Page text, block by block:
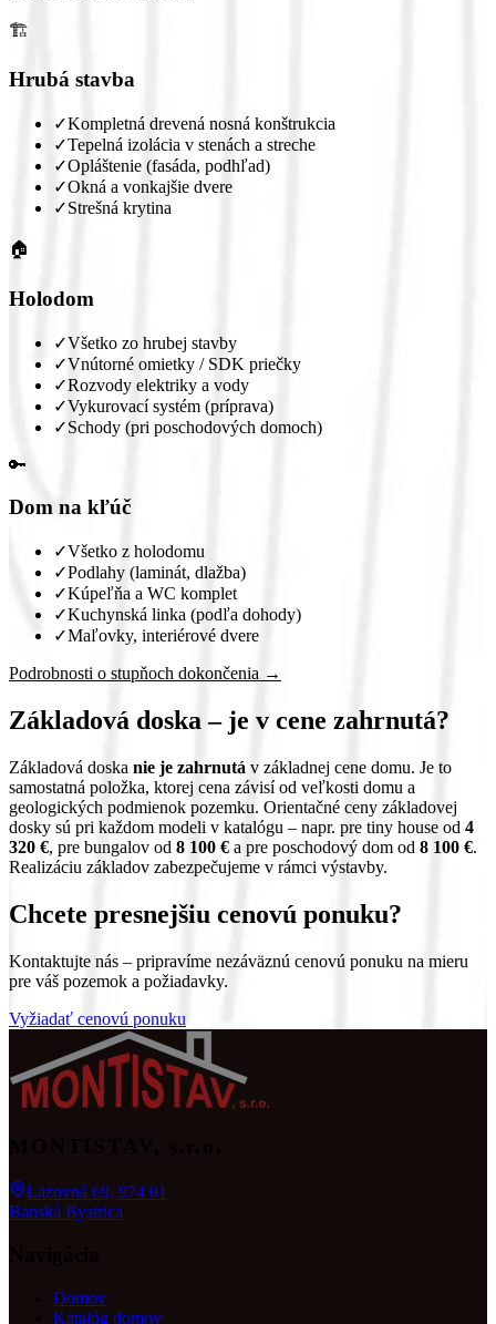
🏗️
Hrubá stavba
✓Kompletná drevená nosná konštrukcia
✓Tepelná izolácia v stenách a streche
✓Opláštenie (fasáda, podhľad)
✓Okná a vonkajšie dvere
✓Strešná krytina
🏠
Holodom
✓Všetko zo hrubej stavby
✓Vnútorné omietky / SDK priečky
✓Rozvody elektriky a vody
✓Vykurovací systém (príprava)
✓Schody (pri poschodových domoch)
🔑
Dom na kľúč
✓Všetko z holodomu
✓Podlahy (laminát, dlažba)
✓Kúpeľňa a WC komplet
✓Kuchynská linka (podľa dohody)
✓Maľovky, interiérové dvere
Podrobnosti o stupňoch dokončenia →
Základová doska – je v cene zahrnutá?
Základová doska nie je zahrnutá v základnej cene domu. Je to
samostatná položka, ktorej cena závisí od veľkosti domu a
geologických podmienok pozemku. Orientačné ceny základovej
dosky sú pri každom modeli v katalógu – napr. pre tiny house od 4
320 €, pre bungalov od 8 100 € a pre poschodový dom od 8 100 €.
Realizáciu základov zabezpečujeme v rámci výstavby.
Chcete presnejšiu cenovú ponuku?
Kontaktujte nás – pripravíme nezáväznú cenovú ponuku na mieru
pre váš pozemok a požiadavky.
Vyžiadať cenovú ponuku
Lazovná 69, 974 01
Banská Bystrica
Domov
Katalóg domov